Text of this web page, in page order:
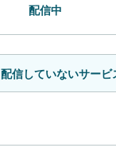
配信中
配信していないサービ